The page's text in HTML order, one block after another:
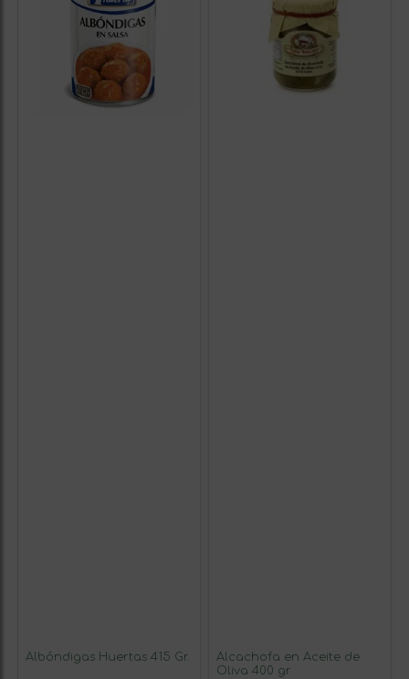
Albóndigas Huertas 415 Gr.
Alcachofa en Aceite de
Oliva 400 gr